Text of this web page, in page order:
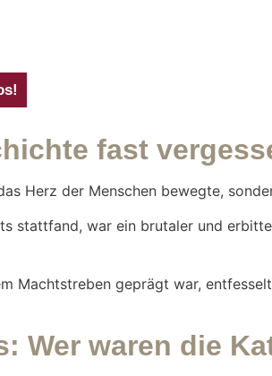
fast
Herz der Menschen bewegte,
stattfand, war ein brutaler und
Machtstreben geprägt war,
Wer waren die